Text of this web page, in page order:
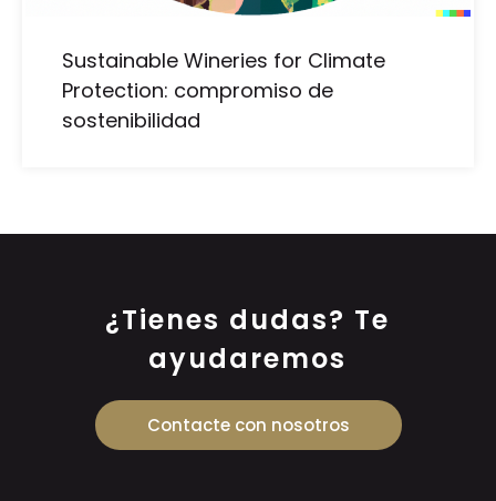
Sustainable Wineries for Climate
Protection: compromiso de
sostenibilidad
¿Tienes dudas? Te
ayudaremos
Contacte con nosotros